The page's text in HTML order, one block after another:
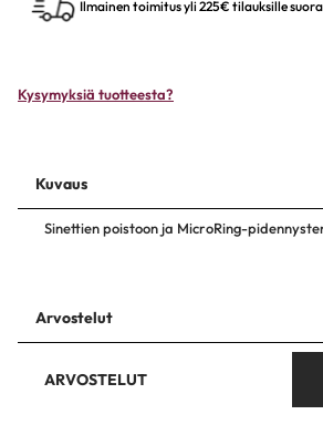
Ilmainen toimitus yli 225€ tilauksille
Kysymyksiä tuotteesta?
Kuvaus
Sinettien poistoon ja MicroRing-
Arvostelut
ARVOSTELUT